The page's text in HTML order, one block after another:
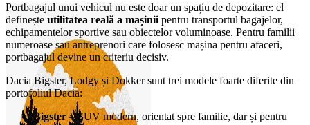
Portbagajul unui vehicul nu este doar un spațiu de depozitare: el
definește utilitatea reală a mașinii pentru transportul bagajelor,
echipamentelor sportive sau obiectelor voluminoase. Pentru familii
numeroase sau antreprenori care folosesc mașina pentru afaceri,
portbagajul devine un criteriu decisiv.
Dacia Bigster, Lodgy și Dokker sunt trei modele foarte diferite din
portofoliul Dacia:
Bigster– SUV modern, orientat spre familie, dar și pentru